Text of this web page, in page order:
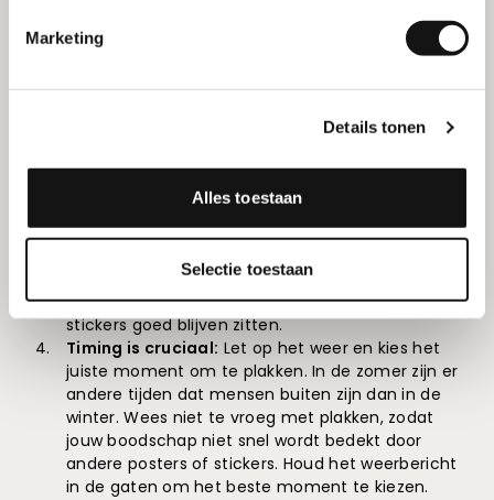
Marketing
Details tonen
Alles toestaan
Selectie toestaan
er natuurlijk ook voor dat je niet parkeert op
verboden plekken zonder bestuurder. Dit kan ook
Altijd eerst vragen:Overweeg om stickers op
mensen te plakken tijdens drukke evenementen.
Vergeet niet om eerst toestemming te vragen
voordat je plakt!
Gebruik de juiste materialen:
van posters heb je lijm nodig. Zorg ervoor dat je
de posters goed aandrukt, zodat ze stevig blijven
belangrijk om een glad oppervlak te kiezen. Dit
voorkomt luchtbellen en zorgt ervoor dat de
stickers goed blijven zitten.
Timing is cruciaal: Let op het weer en kies het
juiste moment om te plakken. In de zomer zijn er
andere tijden dat mensen buiten zijn dan in de
winter. Wees niet te vroeg met plakken, zodat
jouw boodschap niet snel wordt bedekt door
andere posters of stickers. Houd het weerbericht
in de gaten om het beste moment te kiezen.